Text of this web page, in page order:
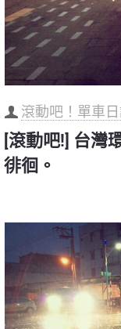
滾動吧！單車日
[滾動吧!] 台灣
徘徊。